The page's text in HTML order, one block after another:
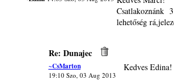
Csatlakoznánk
lehetőség
Re: Dunajec
~CsMarton
19:10 Szo, 03 Aug 2013
Kedves Edina!